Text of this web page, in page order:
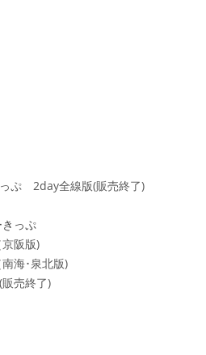
ぷ 2day全線版(販売終了)
っぷ
阪版)
海･泉北版)
売終了)